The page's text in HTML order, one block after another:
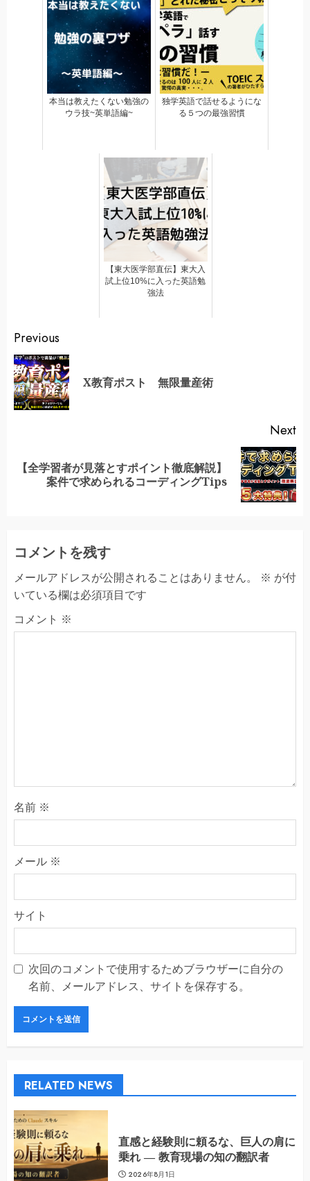
本当は教えたくない勉強の
ウラ技~英単語編~
独学英語で話せるようにな
る５つの最強習慣
【東大医学部直伝】東大入
試上位10%に入った英語勉
強法
Continue
Reading
Previous
X教育ポスト 無限量産術
Next
Next
【全学習者が見落とすポイント徹底解説】
案件で求められるコーディングTips
コメントを残す
メールアドレスが公開されることはありません。 ※ が付
いている欄は必須項目です
コメント ※
名前 ※
メール ※
サイト
次回のコメントで使用するためブラウザーに自分の
名前、メールアドレス、サイトを保存する。
RELATED NEWS
直感と経験則に頼るな、巨人の肩に
乗れ ― 教育現場の知の翻訳者
2026年8月1日